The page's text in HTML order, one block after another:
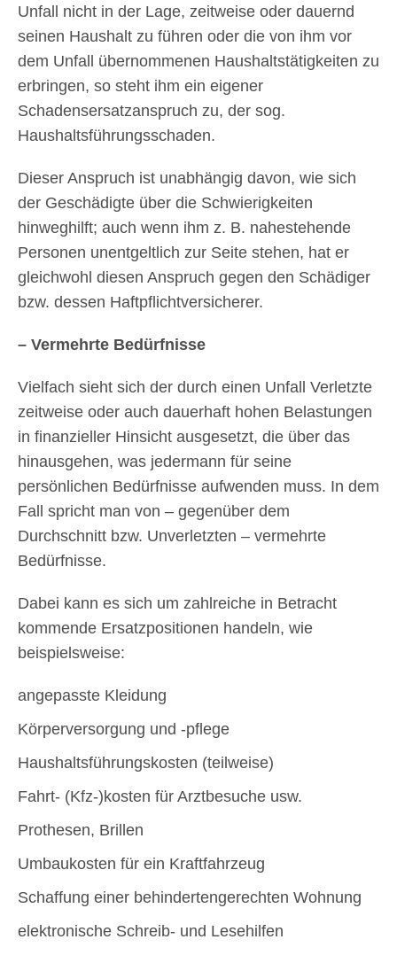
Unfall nicht in der Lage, zeitweise oder dauernd
seinen Haushalt zu führen oder die von ihm vor
dem Unfall übernommenen Haushaltstätigkeiten zu
erbringen, so steht ihm ein eigener
Schadensersatzanspruch zu, der sog.
Haushaltsführungsschaden.
Dieser Anspruch ist unabhängig davon, wie sich
der Geschädigte über die Schwierigkeiten
hinweghilft; auch wenn ihm z. B. nahestehende
Personen unentgeltlich zur Seite stehen, hat er
gleichwohl diesen Anspruch gegen den Schädiger
bzw. dessen Haftpflichtversicherer.
– Vermehrte Bedürfnisse
Vielfach sieht sich der durch einen Unfall Verletzte
zeitweise oder auch dauerhaft hohen Belastungen
in finanzieller Hinsicht ausgesetzt, die über das
hinausgehen, was jedermann für seine
persönlichen Bedürfnisse aufwenden muss. In dem
Fall spricht man von – gegenüber dem
Durchschnitt bzw. Unverletzten – vermehrte
Bedürfnisse.
Dabei kann es sich um zahlreiche in Betracht
kommende Ersatzpositionen handeln, wie
beispielsweise:
angepasste Kleidung
Körperversorgung und -pflege
Haushaltsführungskosten (teilweise)
Fahrt- (Kfz-)kosten für Arztbesuche usw.
Prothesen, Brillen
Umbaukosten für ein Kraftfahrzeug
Schaffung einer behindertengerechten Wohnung
elektronische Schreib- und Lesehilfen